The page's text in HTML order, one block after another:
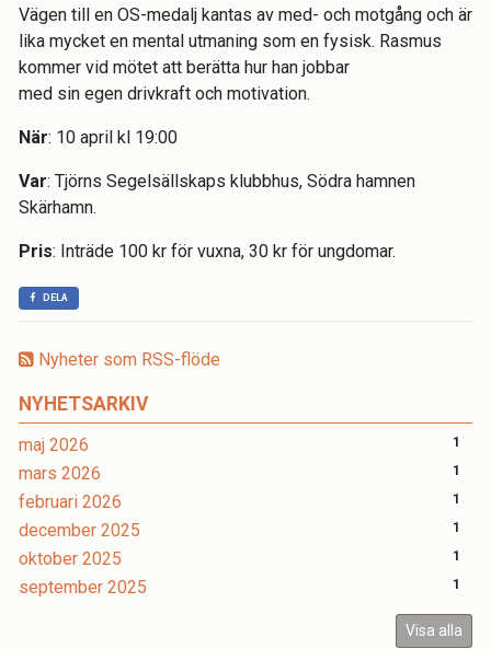
Nyheter som RSS-flöde
NYHETSARKIV
maj 2026 1
mars 2026 1
februari 2026 1
december 2025 1
oktober 2025 1
september 2025 1
Visa alla
Vägen till en OS-medalj kantas av med- och motgång och är
lika mycket en mental utmaning som en fysisk. Rasmus
kommer vid mötet att berätta hur han jobbar
med sin egen drivkraft och motivation.
När: 10 april kl 19:00
Var: Tjörns Segelsällskaps klubbhus, Södra hamnen
Skärhamn.
Pris: Inträde 100 kr för vuxna, 30 kr för ungdomar.
DELA